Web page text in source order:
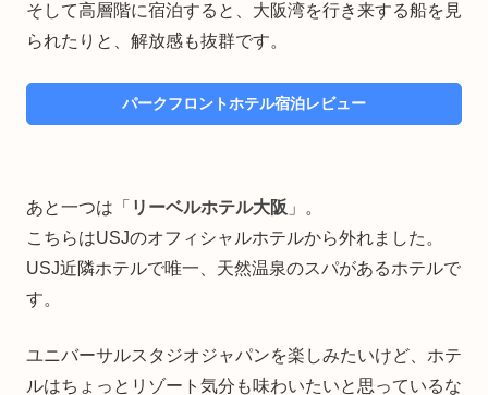
そして高層階に宿泊すると、大阪湾を行き来する船を見
られたりと、解放感も抜群です。
パークフロントホテル宿泊レビュー
あと一つは「 リーベルホテル大阪 」。
こちらはUSJのオフィシャルホテルから外れました。
USJ近隣ホテルで唯一、天然温泉のスパがあるホテルで
す。
ユニバーサルスタジオジャパンを楽しみたいけど、ホテ
ルはちょっとリゾート気分も味わいたいと思っているな